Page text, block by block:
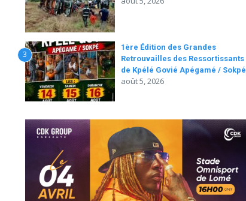
3
1ère Édition des Grandes
Retrouvailles des Ressortissants
de Kpélé Govié Apégamé / Sokpé
août 5, 2026